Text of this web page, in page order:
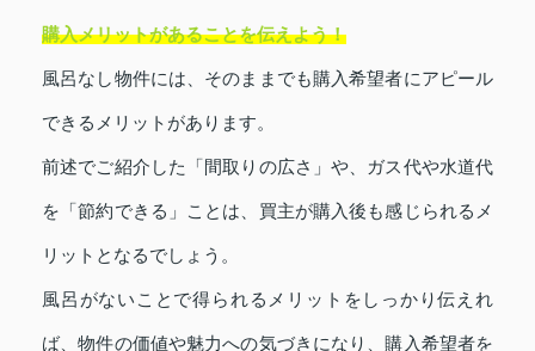
購入メリットがあることを伝えよう！
風呂なし物件には、そのままでも購入希望者にアピール
できるメリットがあります。
前述でご紹介した「間取りの広さ」や、ガス代や水道代
を「節約できる」ことは、買主が購入後も感じられるメ
リットとなるでしょう。
風呂がないことで得られるメリットをしっかり伝えれ
ば、物件の価値や魅力への気づきになり、購入希望者を